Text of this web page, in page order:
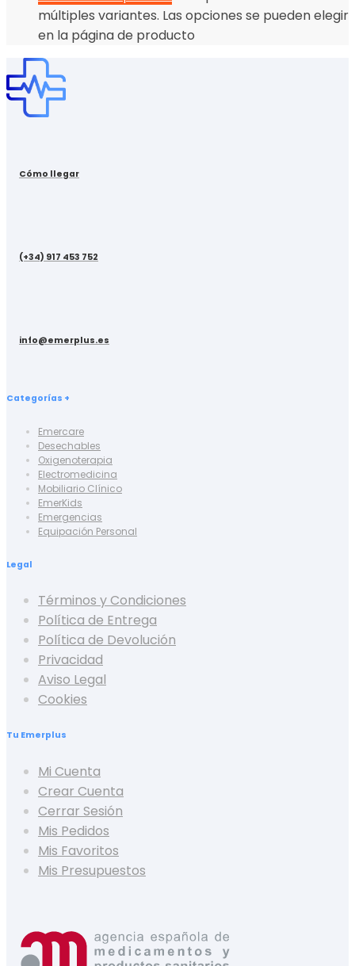
múltiples variantes. Las opciones se pueden elegir
en la página de producto
Cómo llegar
(+34) 917 453 752
info@emerplus.es
Categorías +
Emercare
Desechables
Oxigenoterapia
Electromedicina
Mobiliario Clínico
EmerKids
Emergencias
Equipación Personal
Legal
Términos y Condiciones
Política de Entrega
Política de Devolución
Privacidad
Aviso Legal
Cookies
Tu Emerplus
Mi Cuenta
Crear Cuenta
Cerrar Sesión
Mis Pedidos
Mis Favoritos
Mis Presupuestos